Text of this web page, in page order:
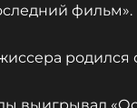
фильм».